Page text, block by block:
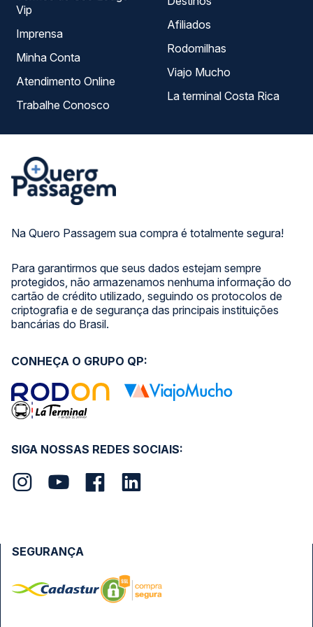
Na Quero Passagem sua compra é totalmente segura!
Para garantirmos que seus dados estejam sempre
protegidos, não armazenamos nenhuma informação do
cartão de crédito utilizado, seguindo os protocolos de
criptografia e de segurança das principais instituições
bancárias do Brasil.
Vip
Imprensa
Minha Conta
Atendimento Online
Trabalhe Conosco
Afiliados
Rodomilhas
Viajo Mucho
La terminal Costa Rica
SIGA NOSSAS REDES SOCIAIS:
CONHEÇA O GRUPO QP:
SEGURANÇA